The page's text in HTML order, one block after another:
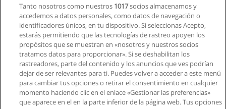
Solicita información
Carrera de Diseño
Pontificia Universidad Católica del Ecuador Sede Santo
Domingo
Solicita información
Tanto nosotros como nuestros 1017socios almacenamos y
accedemos a datos personales, como datos de navegación o
identificadores únicos, en tu dispositivo. Si seleccionas Acepto,
estarás permitiendo que las tecnologías de rastreo apoyen los
propósitos que se muestran en «nosotros y nuestros socios
tratamos datos para proporcionar». Si se deshabilitan los
rastreadores, parte del contenido y los anuncios que ves podrían
dejar de ser relevantes para ti. Puedes volver a acceder a este menú
para cambiar tus opciones o retirar el consentimiento en cualquier
momento haciendo clic en el enlace «Gestionar las preferencias»
que aparece en el en la parte inferior de la página web. Tus opciones